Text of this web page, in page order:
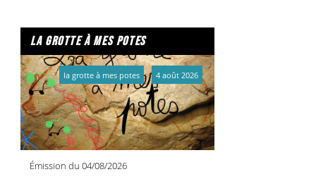
la grotte à mes potes
Émission du 04/08/2026
la grotte à mes potes 4 août 2026